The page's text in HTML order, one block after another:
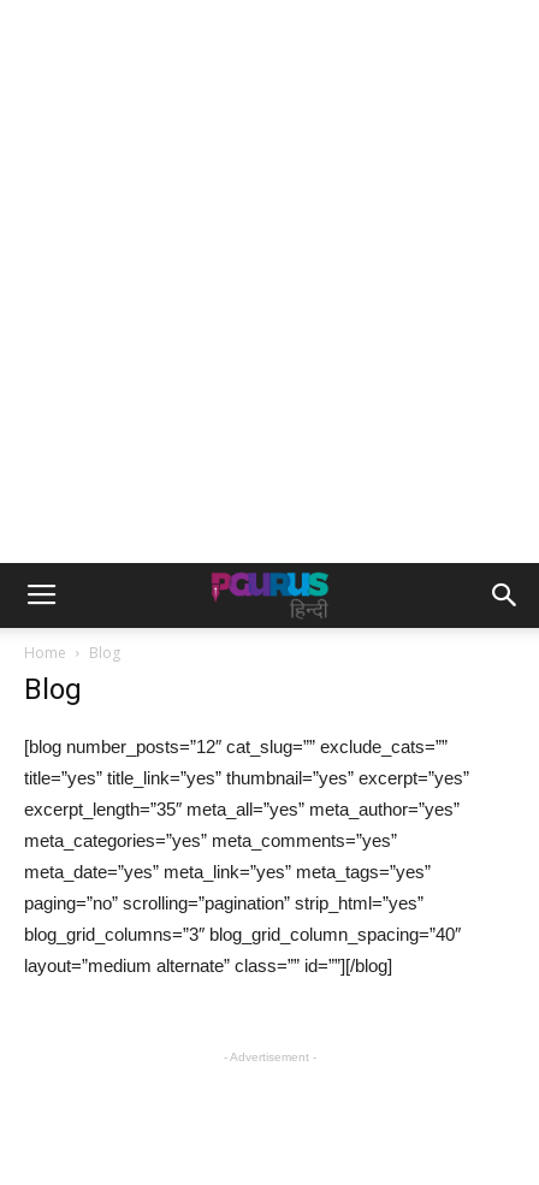
Home Blog
Blog
[blog number_posts=”12″ cat_slug=”” exclude_cats=””
title=”yes” title_link=”yes” thumbnail=”yes” excerpt=”yes”
excerpt_length=”35″ meta_all=”yes” meta_author=”yes”
meta_categories=”yes” meta_comments=”yes”
meta_date=”yes” meta_link=”yes” meta_tags=”yes”
paging=”no” scrolling=”pagination” strip_html=”yes”
blog_grid_columns=”3″ blog_grid_column_spacing=”40″
layout=”medium alternate” class=”” id=””][/blog]
- Advertisement -